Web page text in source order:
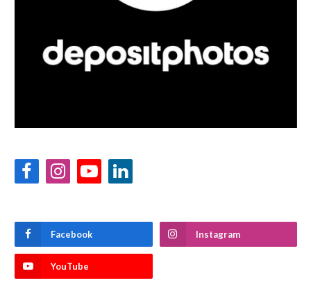
FacebookInstagramYouTubeLinkedIn
Facebook Instagram
YouTube